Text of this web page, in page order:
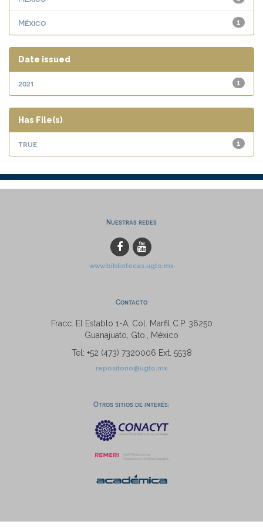
1
México
Date issued
1
2021
Has File(s)
1
true
Nuestras redes
www.bibliotecas.ugto.mx
Contacto
Fracc. El Establo 1-A, Col. Marfil C.P. 36250
Guanajuato, Gto., México
Tel: +52 (473) 7320006 Ext. 5538
repositorio@ugto.mx
Otros sitios de interés: